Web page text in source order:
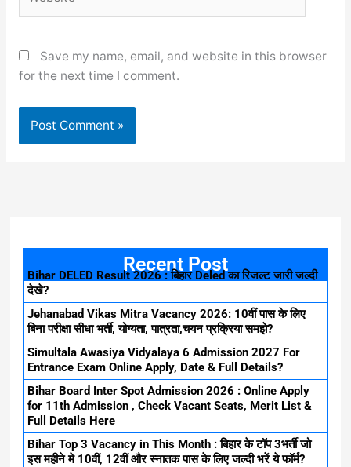
Save my name, email, and website in this browser
for the next time I comment.
Recent Post
Bihar DELED Result 2026 : बिहार Deled का रिजल्ट जारी जल्दी
देखे?
Jehanabad Vikas Mitra Vacancy 2026: 10वीं पास के लिए
बिना परीक्षा सीधा भर्ती, योग्यता, पात्रता,चयन प्रक्रिया समझे?
Simultala Awasiya Vidyalaya 6 Admission 2027 For
Entrance Exam Online Apply, Date & Full Details?
Bihar Board Inter Spot Admission 2026 : Online Apply
for 11th Admission , Check Vacant Seats, Merit List &
Full Details Here
Bihar Top 3 Vacancy in This Month : बिहार के टॉप 3भर्ती जो
इस महीने मे 10वीं, 12वीं और स्नातक पास के लिए जल्दी भरें ये फॉर्म?